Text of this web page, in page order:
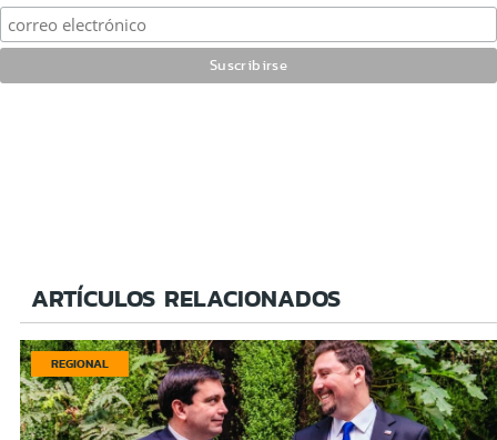
ARTÍCULOS RELACIONADOS
REGIONAL